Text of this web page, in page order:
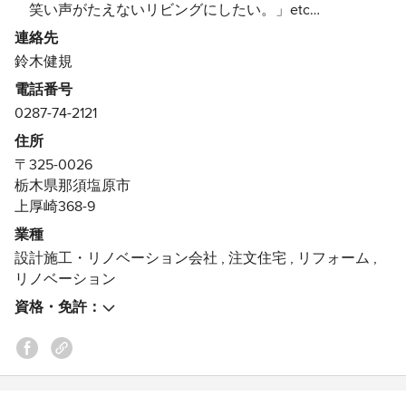
笑い声がたえないリビングにしたい。」etc…
それぞれこんなマイホームにしたい！
という夢があるかと思います。
※ご質問・メッセージ・コメント等に関しまして※
大変申し訳ございませんが、
確認が遅れご返答が遅くなってしまう場合が御座います。
弊社ＨＰよりお問い合わせ頂けますと
スムーズにご対応が可能でございます。
ユーディーホームは「家」ではなく
「暮らし」に目を向け、理想のデザインや、
生活スタイルに合わせて設計するのはもちろん、
建てた後の暮らしやすさや、
機能面にも目を向けたお住まいを提供いたします。
連絡先
鈴木健規
電話番号
0287-74-2121
住所
〒325-0026
栃木県那須塩原市
上厚崎368-9
業種
設計施工・リノベーション会社 , 注文住宅 , リフォーム ,
リノベーション
資格・免許：